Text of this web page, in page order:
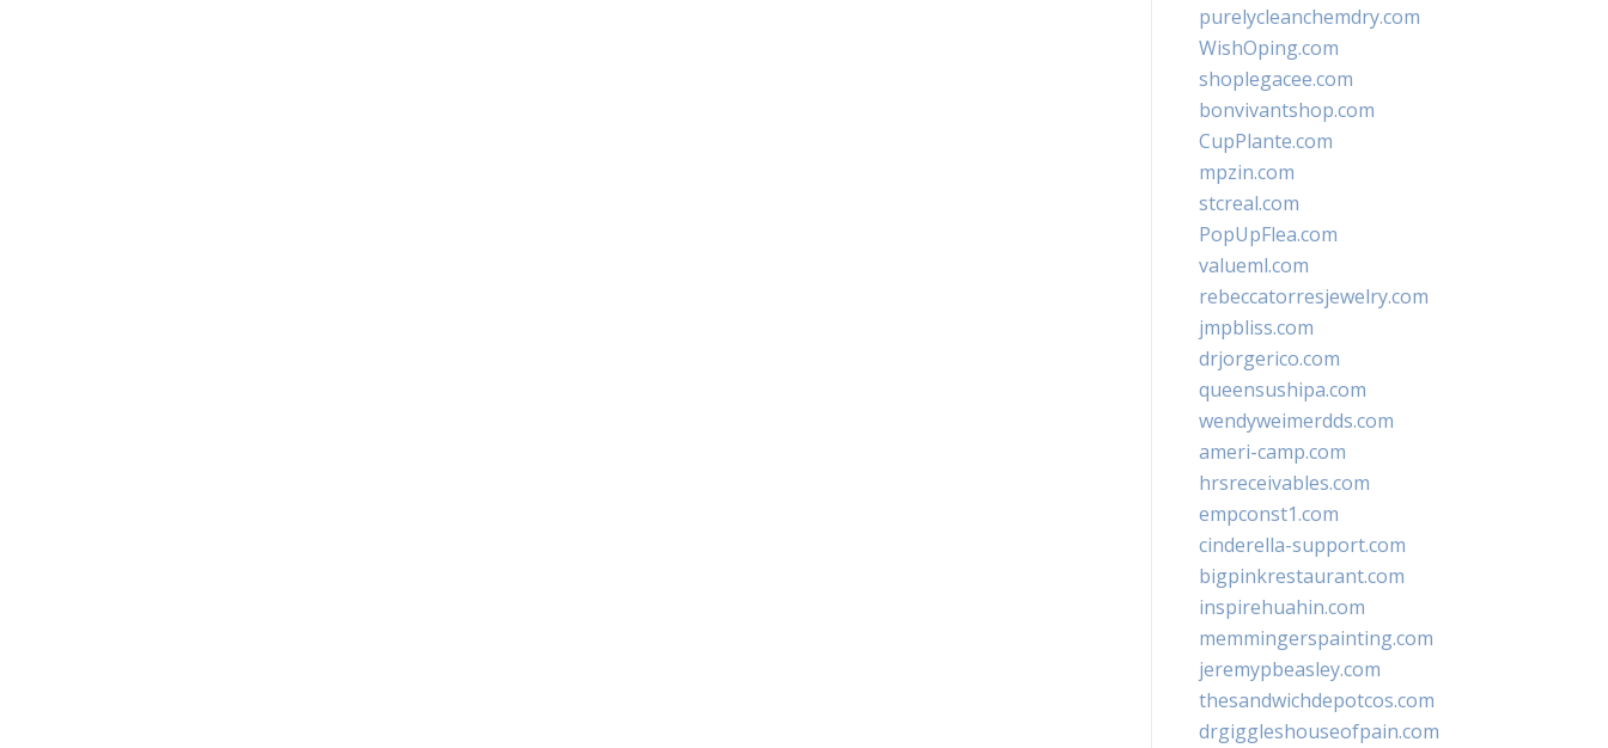
purelycleanchemdry.com
WishOping.com
shoplegacee.com
bonvivantshop.com
CupPlante.com
mpzin.com
stcreal.com
PopUpFlea.com
valueml.com
rebeccatorresjewelry.com
jmpbliss.com
drjorgerico.com
queensushipa.com
wendyweimerdds.com
ameri-camp.com
hrsreceivables.com
empconst1.com
cinderella-support.com
bigpinkrestaurant.com
inspirehuahin.com
memmingerspainting.com
jeremypbeasley.com
thesandwichdepotcos.com
drgiggleshouseofpain.com